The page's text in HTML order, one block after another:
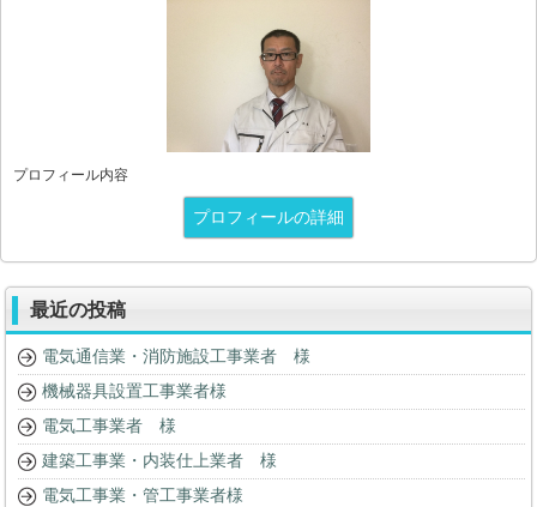
プロフィール内容
プロフィールの詳細
最近の投稿
電気通信業・消防施設工事業者 様
機械器具設置工事業者様
電気工事業者 様
建築工事業・内装仕上業者 様
電気工事業・管工事業者様